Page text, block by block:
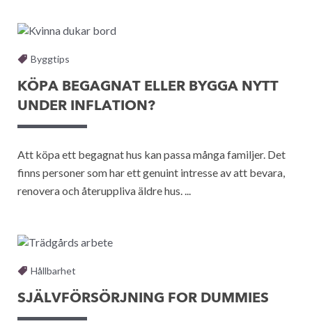
Byggtips
KÖPA BEGAGNAT ELLER BYGGA NYTT
UNDER INFLATION?
Att köpa ett begagnat hus kan passa många familjer. Det
finns personer som har ett genuint intresse av att bevara,
renovera och återuppliva äldre hus. ...
Hållbarhet
SJÄLVFÖRSÖRJNING FOR DUMMIES